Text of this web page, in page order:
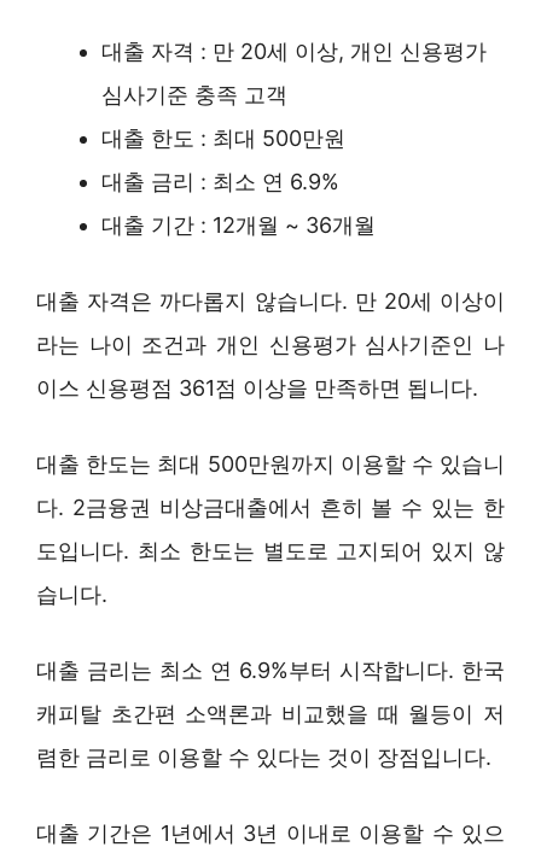
대출 자격 : 만 20세 이상, 개인 신용평가
심사기준 충족 고객
대출 한도 : 최대 500만원
대출 금리 : 최소 연 6.9%
대출 기간 : 12개월 ~ 36개월
대출 자격은 까다롭지 않습니다. 만 20세 이상이
라는 나이 조건과 개인 신용평가 심사기준인 나
이스 신용평점 361점 이상을 만족하면 됩니다.
대출 한도는 최대 500만원까지 이용할 수 있습니
다. 2금융권 비상금대출에서 흔히 볼 수 있는 한
도입니다. 최소 한도는 별도로 고지되어 있지 않
습니다.
대출 금리는 최소 연 6.9%부터 시작합니다. 한국
캐피탈 초간편 소액론과 비교했을 때 월등이 저
렴한 금리로 이용할 수 있다는 것이 장점입니다.
대출 기간은 1년에서 3년 이내로 이용할 수 있으